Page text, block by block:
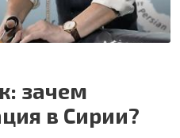
зачем
в Сирии?